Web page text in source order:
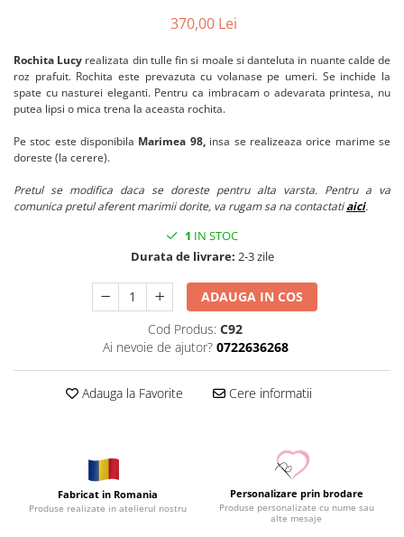
370,00 Lei
Rochita Lucy realizata din tulle fin si moale si danteluta in nuante calde de
roz prafuit. Rochita este prevazuta cu volanase pe umeri. Se inchide la
spate cu nasturei eleganti. Pentru ca imbracam o adevarata printesa, nu
putea lipsi o mica trena la aceasta rochita.
Pe stoc este disponibila Marimea 98,insa se realizeaza orice marime se
doreste (la cerere).
Pretul se modifica daca se doreste pentru alta varsta. Pentru a va
comunica pretul aferent marimii dorite, va rugam sa na contactatiaici.
1 IN STOC
Durata de livrare: 2-3 zile
ADAUGA IN COS
Cod Produs: C92
Ai nevoie de ajutor? 0722636268
Adauga la Favorite Cere informatii
Fabricat in Romania
Produse realizate in atelierul nostru
Personalizare prin brodare
Produse personalizate cu nume sau
alte mesaje